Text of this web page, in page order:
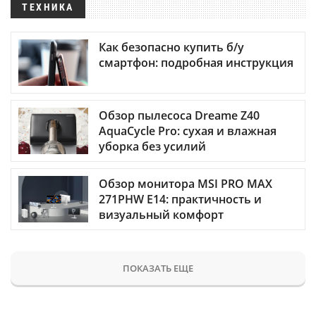
ТЕХНИКА
Как безопасно купить б/у
смартфон: подробная инструкция
Обзор пылесоса Dreame Z40
AquaCycle Pro: сухая и влажная
уборка без усилий
Обзор монитора MSI PRO MAX
271PHW E14: практичность и
визуальный комфорт
ПОКАЗАТЬ ЕЩЕ